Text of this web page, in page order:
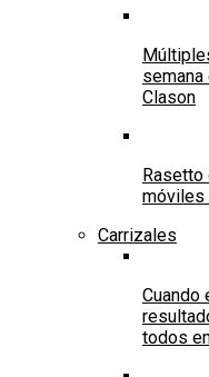
semana
Clason
Rasetto
móviles
Carrizales
Cuando
todos